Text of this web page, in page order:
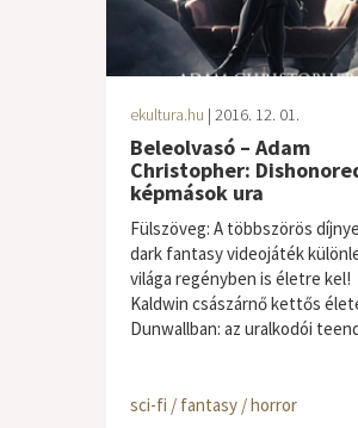
ekultura.hu | 2016. 12. 01.
Beleolvasó – Adam
Christopher:
képmások ura
Fülszöveg: A többszörös
dark fantasy videojáték
világa regényben is életre
Kaldwin császárnő kettős
Dunwallban: az uralkodói
sci-fi / fantasy / horror